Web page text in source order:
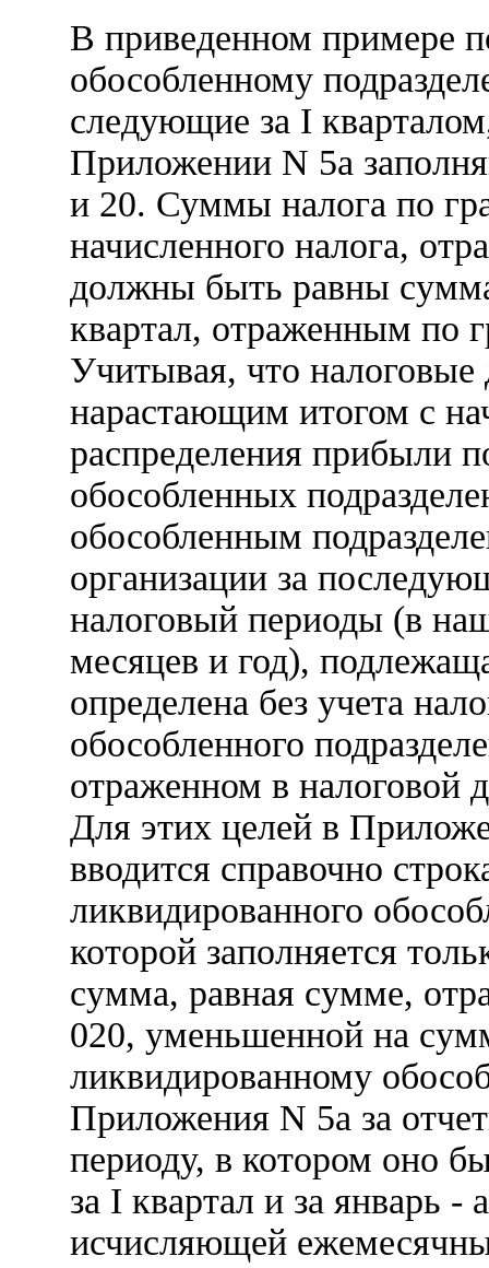
В приведенном примере
обособленному
следующие за I
Приложении N 5а
и 20. Суммы налога по
начисленного налога,
должны быть равны
квартал, отраженным по
Учитывая, что налоговые
нарастающим итогом с
распределения прибыли
обособленных
обособленным
организации за
налоговый периоды (в
месяцев и год),
определена без учета
обособленного
отраженном в налоговой
Для этих целей в
вводится справочно
ликвидированного
которой заполняется
сумма, равная сумме,
020, уменьшенной на
ликвидированному
Приложения N 5а за
периоду, в котором оно
за I квартал и за январь -
исчисляющей